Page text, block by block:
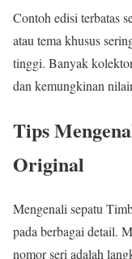
Contoh edisi terbatas
atau tema khusus
tinggi. Banyak
dan kemungkinan
Tips
Original
Mengenali sepatu
pada berbagai detail.
nomor seri adalah